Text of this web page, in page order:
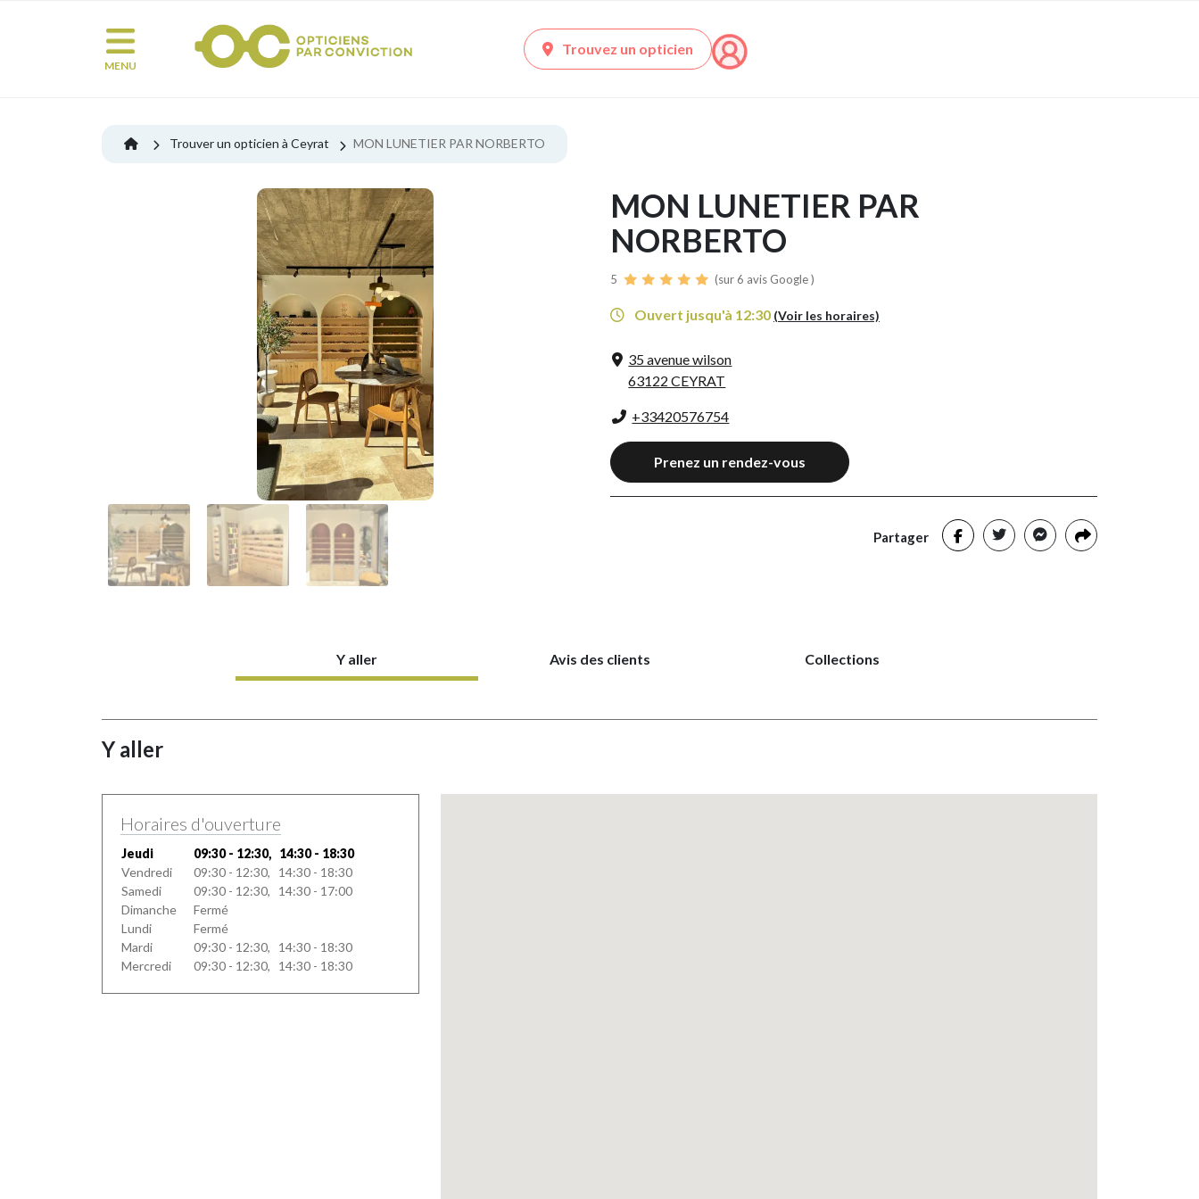
MENU
Trouvez un opticien
Trouver un opticien à Ceyrat MON LUNETIER PAR NORBERTO
MON LUNETIER PAR
NORBERTO
5 (sur 6 avis Google )
Ouvert jusqu'à 12:30 (Voir les horaires)
35 avenue wilson
63122 CEYRAT
+33420576754
Prenez un rendez-vous
Partager
Y aller Avis des clients Collections
Y aller
Horaires d'ouverture
Jeudi
09:30 - 12:30, 14:30 - 18:30
Vendredi
09:30 - 12:30, 14:30 - 18:30
Samedi
09:30 - 12:30, 14:30 - 17:00
Dimanche
Fermé
Lundi
Fermé
Mardi
09:30 - 12:30, 14:30 - 18:30
Mercredi
09:30 - 12:30, 14:30 - 18:30